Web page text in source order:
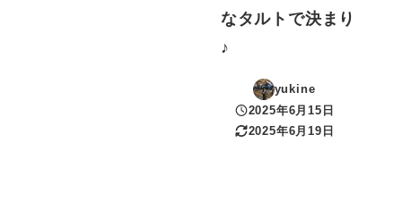
なタルトで決まり
♪
yukine
投稿日
2025年6月15日
更新日
2025年6月19日